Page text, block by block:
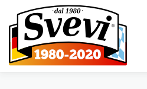
Passa al contenuto